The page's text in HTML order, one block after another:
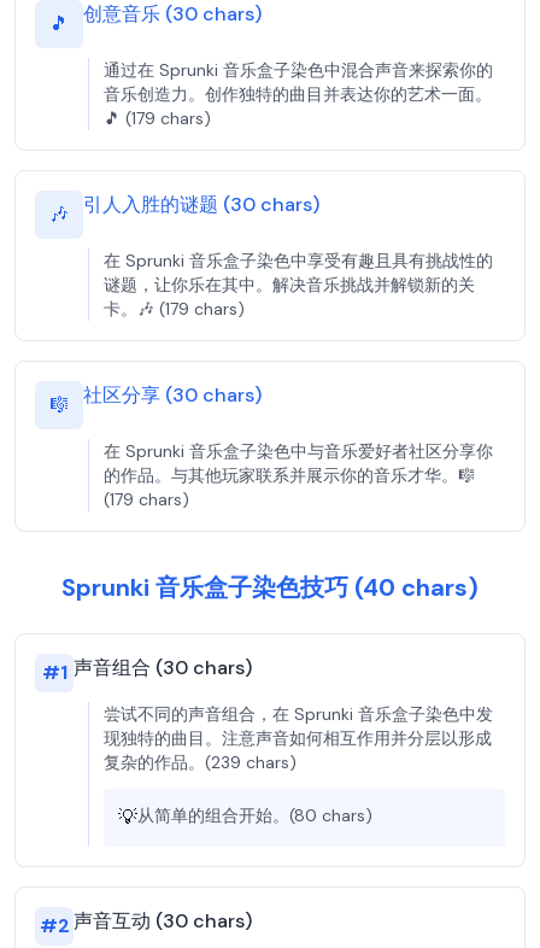
🎵 创意音乐 (30 chars)
通过在 Sprunki 音乐盒子染色中混合声音来探索你的
音乐创造力。创作独特的曲目并表达你的艺术一面。
🎵 (179 chars)
🎶 引人入胜的谜题 (30 chars)
在 Sprunki 音乐盒子染色中享受有趣且具有挑战性的
谜题，让你乐在其中。解决音乐挑战并解锁新的关
卡。🎶 (179 chars)
🎼 社区分享 (30 chars)
在 Sprunki 音乐盒子染色中与音乐爱好者社区分享你
的作品。与其他玩家联系并展示你的音乐才华。🎼
(179 chars)
Sprunki 音乐盒子染色技巧 (40 chars)
#1 声音组合 (30 chars)
尝试不同的声音组合，在 Sprunki 音乐盒子染色中发
现独特的曲目。注意声音如何相互作用并分层以形成
复杂的作品。(239 chars)
💡从简单的组合开始。(80 chars)
#2声音互动 (30 chars)